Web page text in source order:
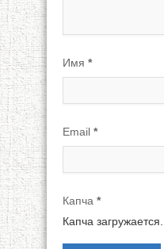
Имя *
Email *
Капча *
Капча загружается...